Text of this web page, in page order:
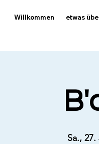
Willkommen etwas
Sa.,